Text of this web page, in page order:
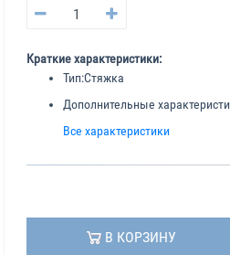
Краткие характеристики:
Тип:Стяжка
Дополнительные
Все характеристики
В КОРЗИНУ